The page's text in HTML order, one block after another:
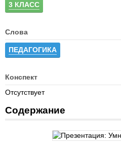
3 КЛАСС
Слова
ПЕДАГОГИКА
Конспект
Отсутствует
Содержание